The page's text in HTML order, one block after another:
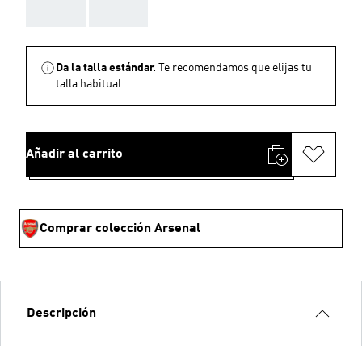
Da la talla estándar.
Te recomendamos que elijas tu
talla habitual.
Añadir al carrito
Comprar colección Arsenal
Descripción